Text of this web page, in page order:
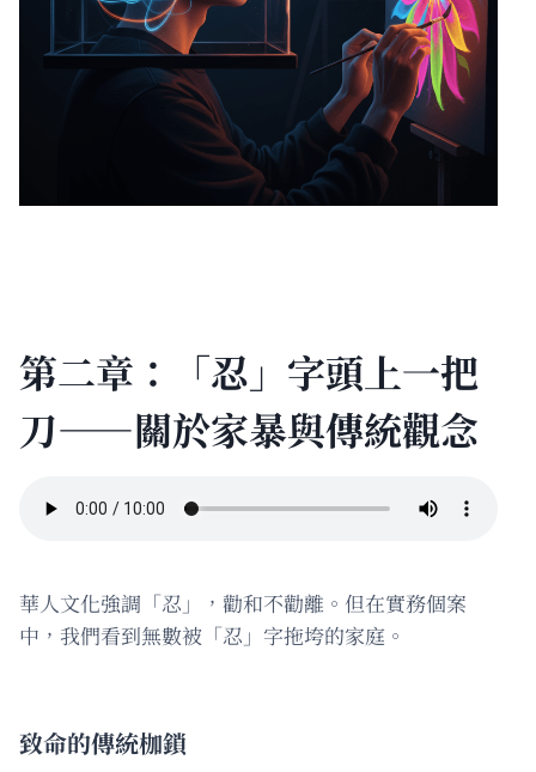
第二章：「忍」字頭上一把
刀——關於家暴與傳統觀念
華人文化強調「忍」，勸和不勸離。但在實務個案
中，我們看到無數被「忍」字拖垮的家庭。
致命的傳統枷鎖